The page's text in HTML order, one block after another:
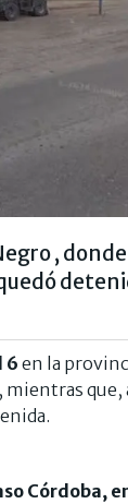
,
6 en la
mientras
Córdoba,